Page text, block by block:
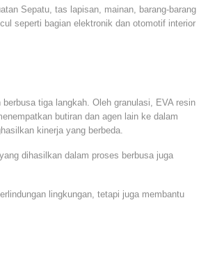
Sepatu, tas lapisan, mainan, barang-barang
seperti bagian elektronik dan otomotif interior
tiga langkah. Oleh granulasi, EVA resin
butiran dan agen lain ke dalam
kinerja yang berbeda.
dihasilkan dalam proses berbusa juga
lingkungan, tetapi juga membantu